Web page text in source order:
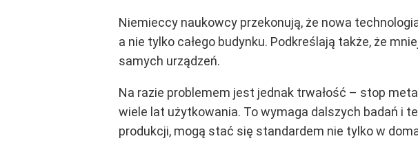
Niemieccy naukowcy przekonują, że nowa
a nie tylko całego budynku. Podkreślają także, że
samych urządzeń.
Na razie problemem jest jednak trwałość – stop
wiele lat użytkowania. To wymaga dalszych badań i
produkcji, mogą stać się standardem nie tylko w